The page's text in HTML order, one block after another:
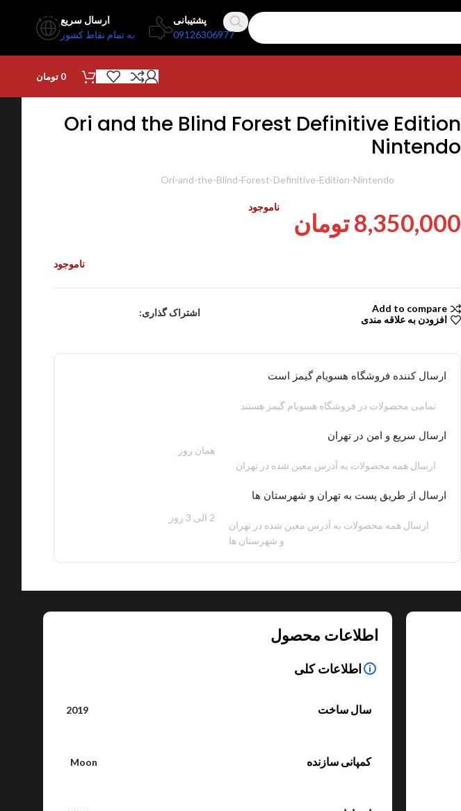
پشتیبانی
09126306977
ارسال سریع
به تمام نقاط کشور
0 تومان
Ori and the Blind Forest Definitive Edition
Nintendo
Ori-and-the-Blind-Forest-Definitive-Edition-Nintendo
8,350,000تومان
ناموجود
ناموجود
Add to compare
افزودن به علاقه مندی
اشتراک گذاری:
ارسال کننده فروشگاه هسویام گیمز است
تمامی محصولات در فروشگاه هسویام گیمز هستند
ارسال سریع و امن در تهران
ارسال همه محصولات به آدرس معین شده در تهران
همان روز
ارسال از طریق پست به تهران و شهرستان ها
ارسال همه محصولات به آدرس معین شده در تهران
و شهرستان ها
2 الی 3 روز
اطلاعات محصول
اطلاعات کلی
سال ساخت 2019
کمپانی سازنده Moon